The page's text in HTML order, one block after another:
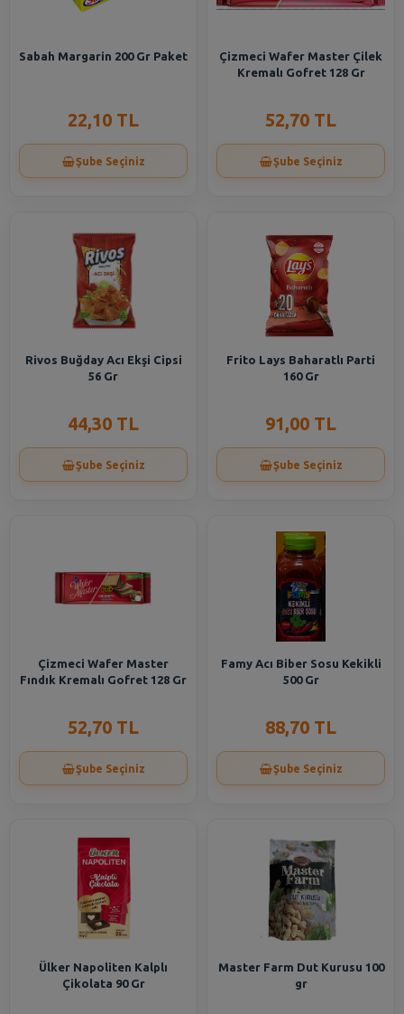
Sabah Margarin 200 Gr Paket
22,10 TL
Şube Seçiniz
Çizmeci Wafer Master Çilek
Kremalı Gofret 128 Gr
52,70 TL
Şube Seçiniz
Rivos Buğday Acı Ekşi Cipsi
56 Gr
44,30 TL
Şube Seçiniz
Frito Lays Baharatlı Parti
160 Gr
91,00 TL
Şube Seçiniz
Çizmeci Wafer Master
Fındık Kremalı Gofret 128 Gr
52,70 TL
Şube Seçiniz
Famy Acı Biber Sosu Kekikli
500 Gr
88,70 TL
Şube Seçiniz
Ülker Napoliten Kalplı
Çikolata 90 Gr
Master Farm Dut Kurusu 100
gr